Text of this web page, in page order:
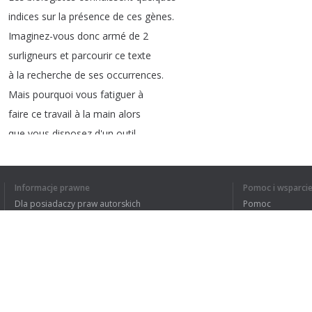
indices sur la présence de ces gènes.
Imaginez-vous donc armé de 2
surligneurs et parcourir ce texte
à la recherche de ses occurrences.
Mais pourquoi vous fatiguer à
faire ce travail à la main alors
que vous disposez d'un outil
algorithme et d'un
vous permettra de retrouver
Informacje prawne
Dla posiadaczy praw autorskich
Pomoc i wsparcie
Pomoc